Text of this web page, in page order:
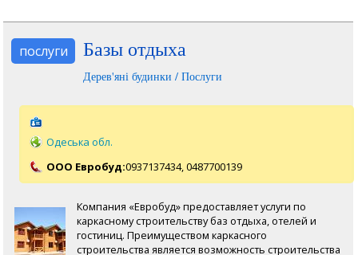
послуги Базы отдыха
Дерев'яні будинки / Послуги
Одеська обл.
ООО Евробуд:0937137434, 0487700139
Компания «Евробуд» предоставляет услуги по
каркасному строительству баз отдыха, отелей и
гостиниц. Преимуществом каркасного
строительства является возможность строительства